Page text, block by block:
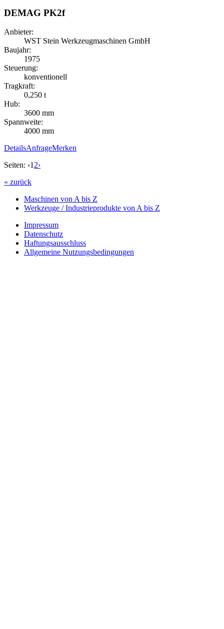
DEMAG PK2f
Anbieter:
WST Stein Werkzeugmaschinen GmbH
Baujahr:
1975
Steuerung:
konventionell
Tragkraft:
0,250 t
Hub:
3600 mm
Spannweite:
4000 mm
DetailsAnfrageMerken
Seiten: ‹1 2›
« zurück
Maschinen von A bis Z
Werkzeuge / Industrieprodukte von A bis Z
Impressum
Datenschutz
Haftungsausschluss
Allgemeine Nutzungsbedingungen